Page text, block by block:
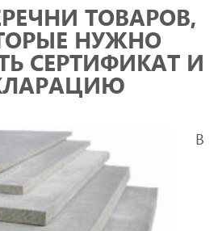
ТОВАРОВ,
НУЖНО
СЕРТИФИКАТ И
В